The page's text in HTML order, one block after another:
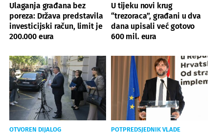
Ulaganja građana bez
poreza: Država predstavila
investicijski račun, limit je
200.000 eura
U tijeku novi krug
“trezoraca”, građani u dva
dana upisali već gotovo
600 mil. eura
OTVOREN DIJALOG POTPREDSJEDNIK VLADE